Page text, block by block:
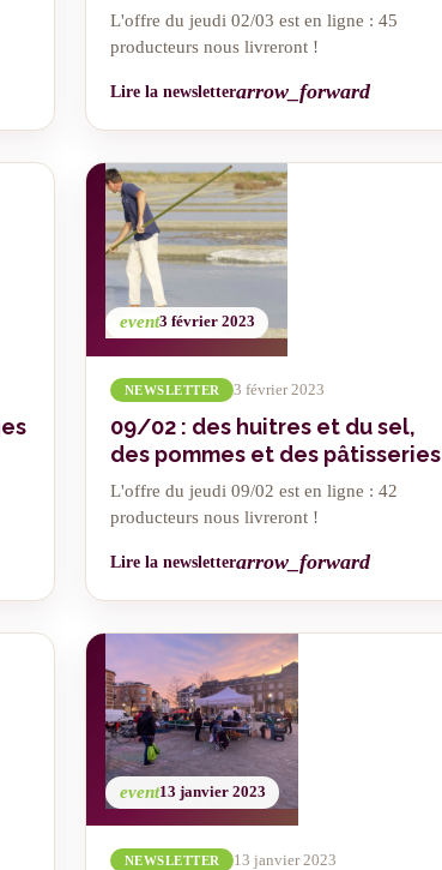
L'offre du jeudi 02/03 est en ligne : 45
producteurs nous livreront !
Lire la newsletterarrow_forward
event3 février 2023
NEWSLETTER 3 février 2023
09/02 : des huitres et du sel,
des pommes et des pâtisseries
L'offre du jeudi 09/02 est en ligne : 42
producteurs nous livreront !
Lire la newsletterarrow_forward
event13 janvier 2023
NEWSLETTER 13 janvier 2023